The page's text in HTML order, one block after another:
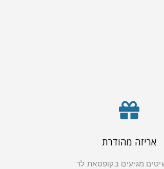
אריזה מהודרת
מגיעים בקופסאת לד